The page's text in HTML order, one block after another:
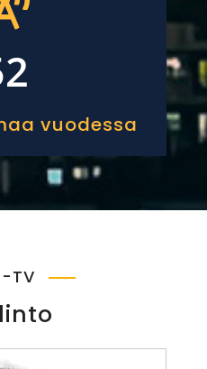
vuodessa
TV